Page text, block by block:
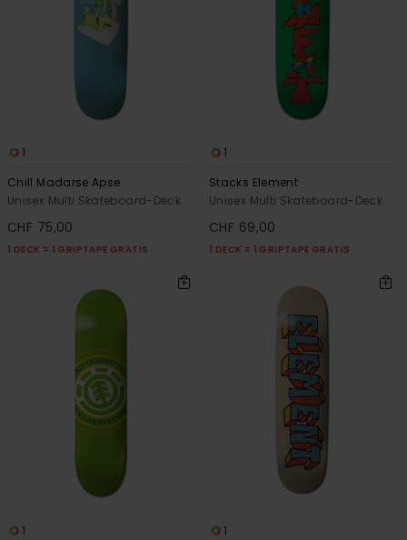
1
Chill Madarse Apse
Unisex Multi Skateboard-Deck
CHF 75,00
1 DECK = 1 GRIPTAPE GRATIS
1
Stacks Element
Unisex Multi Skateboard-Deck
CHF 69,00
1 DECK = 1 GRIPTAPE GRATIS
1
1